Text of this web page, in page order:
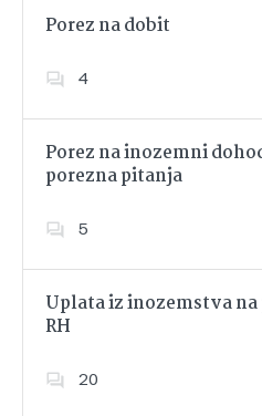
Porez na dobit
4
Porez na inozemni
porezna pitanja
5
Uplata iz inozemstva
RH
20